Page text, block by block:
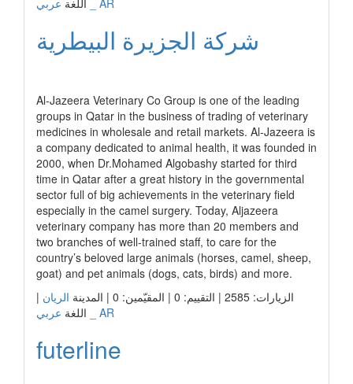
اللغة عربي _ AR
شركة الجزيرة البيطرية
Al-Jazeera Veterinary Co Group is one of the leading
groups in Qatar in the business of trading of veterinary
medicines in wholesale and retail markets. Al-Jazeera is
a company dedicated to animal health, it was founded in
2000, when Dr.Mohamed Algobashy started for third
time in Qatar after a great history in the governmental
sector full of big achievements in the veterinary field
especially in the camel surgery. Today, Aljazeera
veterinary company has more than 20 members and
two branches of well-trained staff, to care for the
country’s beloved large animals (horses, camel, sheep,
goat) and pet animals (dogs, cats, birds) and more.
الزيارات: 2585 | التقييم: 0 | المقيّمين: 0 | المدينة
الريان |
اللغة عربي _ AR
futerline